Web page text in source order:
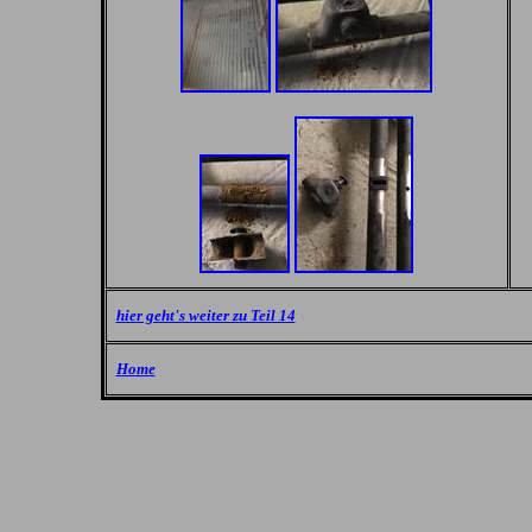
hier geht's weiter zu Teil 14
Home